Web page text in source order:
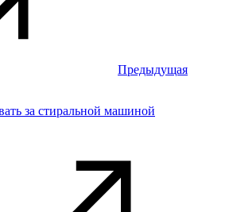
Предыдущая
за стиральной машиной